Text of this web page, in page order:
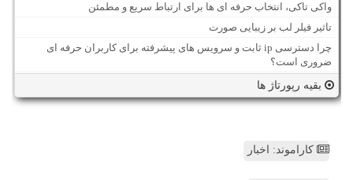
واکی تاکی، انتخاب حرفه ای ها برای ارتباط سریع و مطمئن
تاثیر فیلر لب بر زیبایی صورت
چرا دسترسی ip ثابت و سرویس های پیشرفته برای کاربران حرفه ای
ضروری است؟
بقیه رپورتاژ ها
کاراموند: اخبار